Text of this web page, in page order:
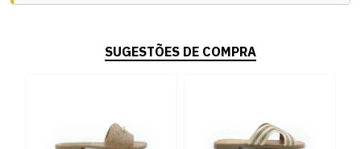
SUGESTÕES DE COMPRA